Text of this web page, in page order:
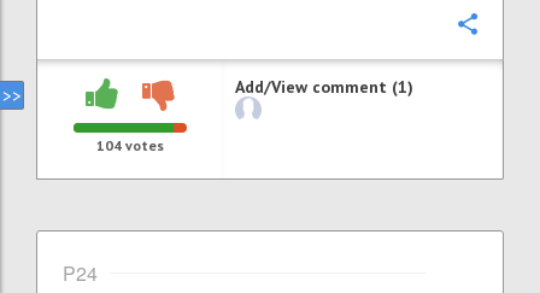
104 votes
Add/View comment (1)
P24